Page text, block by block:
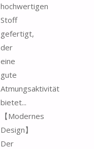
hochwertigen
Stoff
gefertigt,
der
eine
gute
Atmungsaktivität
bietet...
【Modernes
Design】
Der